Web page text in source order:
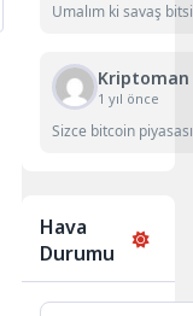
Umalım ki savaş
Kriptoman
1 yıl önce
Sizce bitcoin
Hava
Durumu